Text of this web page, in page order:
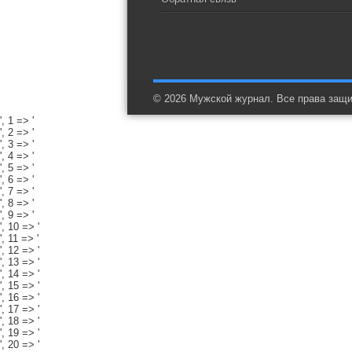
© 2026 Мужской журнал. Все права
', 1 => '
', 2 => '
', 3 => '
', 4 => '
', 5 => '
', 6 => '
', 7 => '
', 8 => '
', 9 => '
', 10 => '
', 11 => '
', 12 => '
', 13 => '
', 14 => '
', 15 => '
', 16 => '
', 17 => '
', 18 => '
', 19 => '
', 20 => '